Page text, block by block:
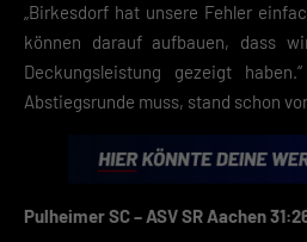
„Birkesdorf hat unsere Fehler
können darauf aufbauen, dass
Deckungsleistung gezeigt
Abstiegsrunde muss, stand schon
Pulheimer SC – ASV SR Aachen
Zurück
Datenschutzeinstellungen
Essenziell (2)
Essenzielle Cookies ermöglichen
Cookie-